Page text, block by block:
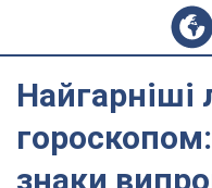
Найгарніші
гороскопом:
знаки